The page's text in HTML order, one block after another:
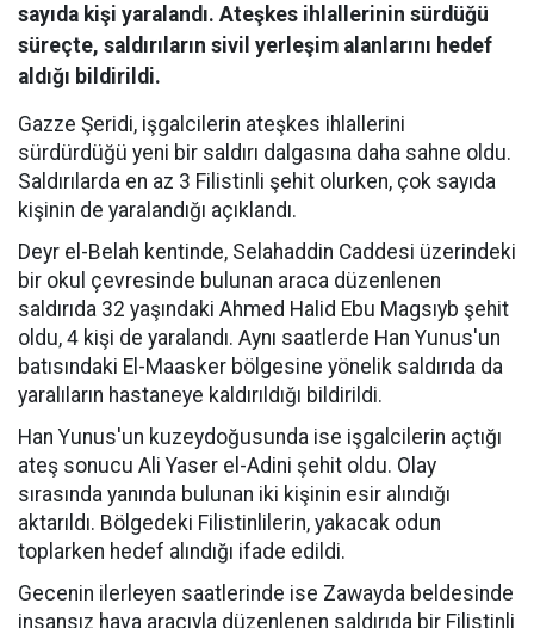
sayıda kişi yaralandı. Ateşkes ihlallerinin sürdüğü
süreçte, saldırıların sivil yerleşim alanlarını hedef
aldığı bildirildi.
Gazze Şeridi, işgalcilerin ateşkes ihlallerini
sürdürdüğü yeni bir saldırı dalgasına daha sahne oldu.
Saldırılarda en az 3 Filistinli şehit olurken, çok sayıda
kişinin de yaralandığı açıklandı.
Deyr el-Belah kentinde, Selahaddin Caddesi üzerindeki
bir okul çevresinde bulunan araca düzenlenen
saldırıda 32 yaşındaki Ahmed Halid Ebu Magsıyb şehit
oldu, 4 kişi de yaralandı. Aynı saatlerde Han Yunus'un
batısındaki El-Maasker bölgesine yönelik saldırıda da
yaralıların hastaneye kaldırıldığı bildirildi.
Han Yunus'un kuzeydoğusunda ise işgalcilerin açtığı
ateş sonucu Ali Yaser el-Adini şehit oldu. Olay
sırasında yanında bulunan iki kişinin esir alındığı
aktarıldı. Bölgedeki Filistinlilerin, yakacak odun
toplarken hedef alındığı ifade edildi.
Gecenin ilerleyen saatlerinde ise Zawayda beldesinde
insansız hava aracıyla düzenlenen saldırıda bir Filistinli